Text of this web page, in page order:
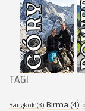
TAGI
Bangkok (3) Birma (4)